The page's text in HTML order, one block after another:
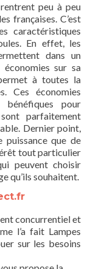
peu à peu
françaises. C’est
caractéristiques
En effet, les
dans un
sur sa
à toutes la
Ces économies
bénéfiques pour
parfaitement
Dernier point,
que de
tout particulier
peuvent choisir
qu’ils souhaitent.
concurrentiel et
l’a fait Lampes
sur les besoins